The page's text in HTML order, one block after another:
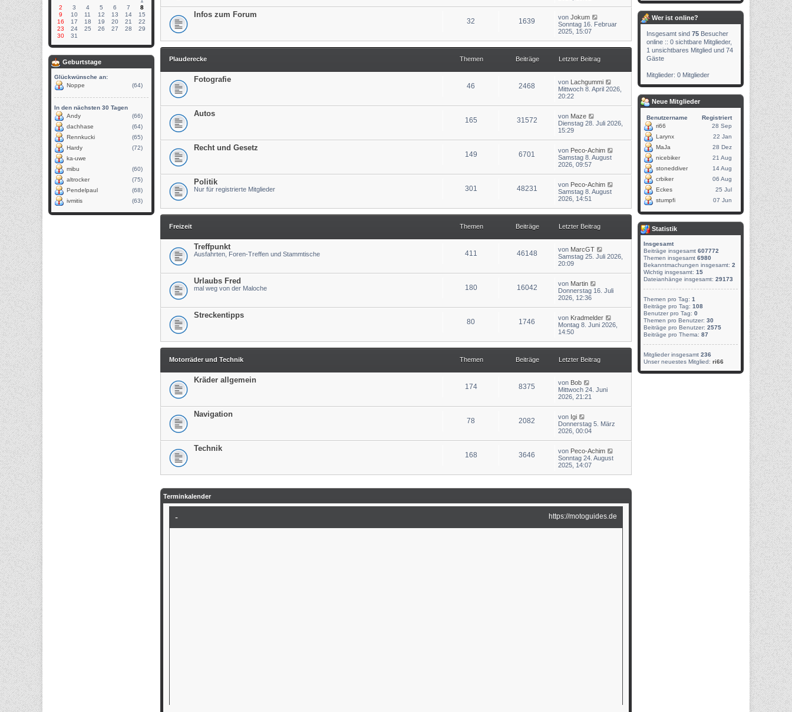
e
e
t
a
g
Infos zum Forum
32 1639 von Jokum
e
e
B
e
i
a
Sonntag 16. Februar
2025, 15:07
Plauderecke Themen Beiträge Letzter Beitrag
Fotografie
46 2468 von Lachgummi
e
e
i
a
Mittwoch 8. April 2026,
20:22
Autos
165 31572 von Maze
e
t
e
i
t
a
g
Dienstag 28. Juli 2026,
15:29
Recht und Gesetz
149 6701 von Peco-Achim
e
a
Samstag 8. August
2026, 09:57
Politik
Nur für registrierte Mitglieder 301 48231 von Peco-Achim
B
i
a
Samstag 8. August
2026, 14:51
Freizeit Themen Beiträge Letzter Beitrag
Treffpunkt
Ausfahrten, Foren-Treffen und Stammtische 411 46148 von MarcGT
e
e
i
t
a
g
Samstag 25. Juli 2026,
20:09
Urlaubs Fred
mal weg von der Maloche 180 16042 von Martin
e
t
e
e
t
a
Donnerstag 16. Juli
2026, 12:36
Streckentipps
80 1746 von Kradmelder
e
B
a
Montag 8. Juni 2026,
14:50
Motorräder und Technik Themen Beiträge Letzter Beitrag
Kräder allgemein
174 8375 von Bob
e
u
e
r
i
t
r
a
Mittwoch 24. Juni
2026, 21:21
Navigation
78 2082 von Igi
e
u
t
e
r
i
a
g
Donnerstag 5. März
2026, 00:04
Technik
168 3646 von Peco-Achim
B
e
i
t
Sonntag 24. August
2025, 14:07
Terminkalender
2
3 4 5 6 7
8
9
10 11 12 13 14
15
16
17 18 19 20 21
22
23
24 25 26 27 28
29
30
31
Geburtstage
Glückwünsche an:
Noppe
(64)
In den nächsten 30 Tagen
Andy
(66)
dachhase
(64)
Rennkucki
(65)
Hardy
(72)
ka-uwe
mibu
(60)
altrocker
(75)
Pendelpaul
(68)
ivmitis
(63)
Wer ist online?
Insgesamt sind 75 Besucher
online :: 0 sichtbare Mitglieder,
1 unsichtbares Mitglied und 74
Gäste
Mitglieder: 0 Mitglieder
Neue Mitglieder
Benutzername
Registriert
ri66
28 Sep
Larynx
22 Jan
MaJa
28 Dez
nicebiker
21 Aug
stoneddiver
14 Aug
crbiker
06 Aug
Eckes
25 Jul
stumpfi
07 Jun
Statistik
Insgesamt
Beiträge insgesamt 607772
Themen insgesamt 6980
Bekanntmachungen insgesamt: 2
Wichtig insgesamt: 15
Dateianhänge insgesamt: 29173
Themen pro Tag: 1
Beiträge pro Tag: 108
Benutzer pro Tag: 0
Themen pro Benutzer: 30
Beiträge pro Benutzer: 2575
Beiträge pro Thema: 87
Mitglieder insgesamt 236
Unser neuestes Mitglied: ri66